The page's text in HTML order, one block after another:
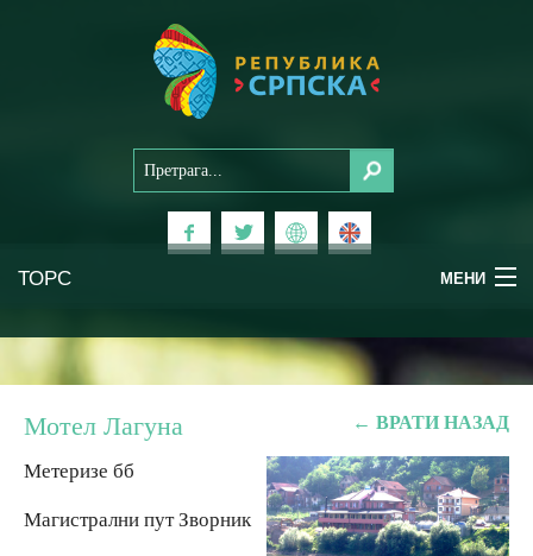
ТОРС МЕНИ
Планински туризам
Бањски туризам
← ВРАТИ НАЗАД
Мотел Лагуна
Метеризе бб
Магистрални пут Зворник